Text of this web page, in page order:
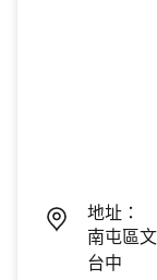
地址：
南屯區
台中